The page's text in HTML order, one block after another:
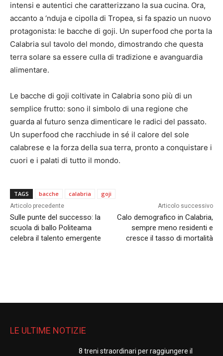
intensi e autentici che caratterizzano la sua cucina. Ora,
accanto a ‘nduja e cipolla di Tropea, si fa spazio un nuovo
protagonista: le bacche di goji. Un superfood che porta la
Calabria sul tavolo del mondo, dimostrando che questa
terra solare sa essere culla di tradizione e avanguardia
alimentare.
Le bacche di goji coltivate in Calabria sono più di un
semplice frutto: sono il simbolo di una regione che
guarda al futuro senza dimenticare le radici del passato.
Un superfood che racchiude in sé il calore del sole
calabrese e la forza della sua terra, pronto a conquistare i
cuori e i palati di tutto il mondo.
TAGS bacche calabria goji
Articolo precedente
Sulle punte del successo: la
scuola di ballo Politeama
celebra il talento emergente
Articolo successivo
Calo demografico in Calabria,
sempre meno residenti e
cresce il tasso di mortalità
LE ULTIME NOTIZIE
8 treni straordinari per raggiungere il